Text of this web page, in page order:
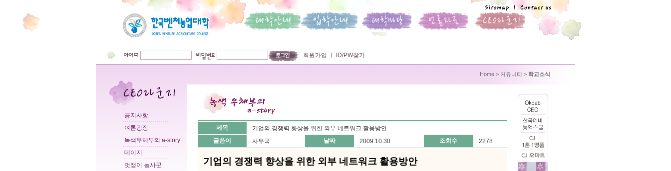
회원가입 ID/PW찾기
공지사항
여론광장
녹색우체부의 a-story
데이지
멋쟁이 농사꾼
Home > 커뮤니티 > 학교소식
제목
기업의 경쟁력 향상을 위한 외부 네트워크 활용방안
글쓴이
사무국 날짜 2009.10.30 조회수 2278
기업의 경쟁력 향상을 위한 외부 네트워크 활용방안